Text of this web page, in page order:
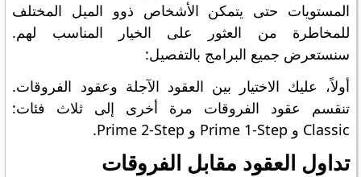
المستويات حتى يتمكن الأشخاص ذوو الميل المختلف
للمخاطرة من العثور على الخيار المناسب لهم.
سنستعرض جميع البرامج بالتفصيل:
أولاً، عليك الاختيار بين العقود الآجلة وعقود الفروقات.
تنقسم عقود الفروقات مرة أخرى إلى ثلاث فئات:
Classic و Prime 1-Step و Prime 2-Step.
تداول العقود مقابل الفروقات